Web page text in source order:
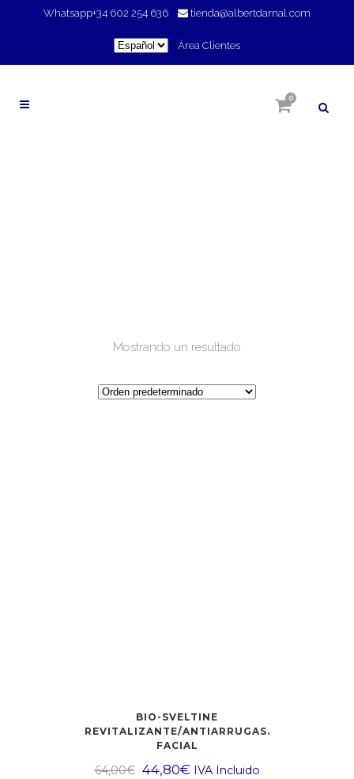
Whatsapp+34 602 254 636 tienda@albertdarnal.com
Elegir Área Clientes
0
Mostrando un resultado
BIO-SVELTINE
REVITALIZANTE/ANTIARRUGAS.
FACIAL
64,00€ 44,80€ IVA Incluido